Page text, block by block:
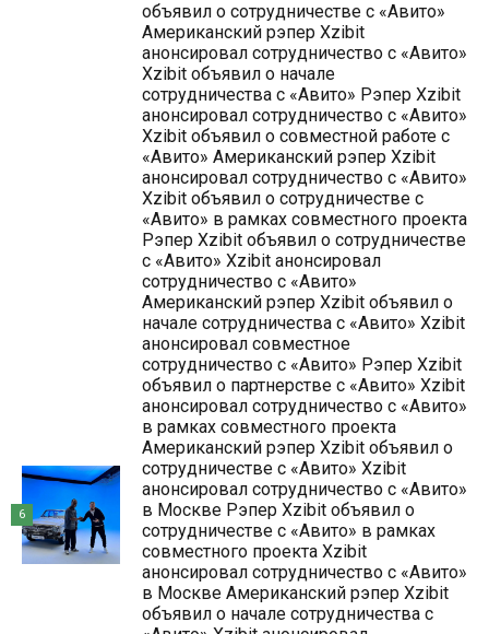
объявил о сотрудничестве с «Авито»
Американский рэпер Xzibit
анонсировал сотрудничество с «Авито»
Xzibit объявил о начале
сотрудничества с «Авито» Рэпер Xzibit
анонсировал сотрудничество с «Авито»
Xzibit объявил о совместной работе с
«Авито» Американский рэпер Xzibit
анонсировал сотрудничество с «Авито»
Xzibit объявил о сотрудничестве с
«Авито» в рамках совместного проекта
Рэпер Xzibit объявил о сотрудничестве
с «Авито» Xzibit анонсировал
сотрудничество с «Авито»
Американский рэпер Xzibit объявил о
начале сотрудничества с «Авито» Xzibit
анонсировал совместное
сотрудничество с «Авито» Рэпер Xzibit
объявил о партнерстве с «Авито» Xzibit
анонсировал сотрудничество с «Авито»
в рамках совместного проекта
Американский рэпер Xzibit объявил о
сотрудничестве с «Авито» Xzibit
анонсировал сотрудничество с «Авито»
в Москве Рэпер Xzibit объявил о
сотрудничестве с «Авито» в рамках
совместного проекта Xzibit
анонсировал сотрудничество с «Авито»
в Москве Американский рэпер Xzibit
объявил о начале сотрудничества с
6